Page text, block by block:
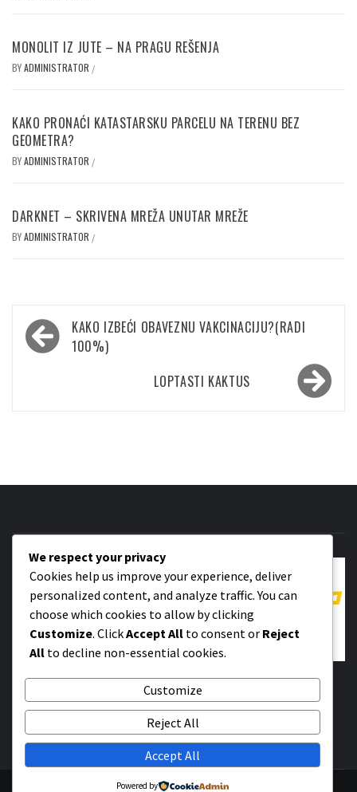
MONOLIT IZ JUTE – NA PRAGU REŠENJA
BYADMINISTRATOR /
KAKO PRONAĆI KATASTARSKU PARCELU NA TERENU BEZ
GEOMETRA?
BYADMINISTRATOR /
DARKNET – SKRIVENA MREŽA UNUTAR MREŽE
BYADMINISTRATOR /
Кретање
чланка
KAKO IZBEĆI OBAVEZNU VAKCINACIJU?(RADI
100%)
LOPTASTI KAKTUS
SADA ZNAM
SVE ŠTO STE ŽELELI DA ZNATE A NISTE IMALI
KOGA DA PITATE
We respect your privacy
Cookies help us improve your experience, deliver
personalized content, and analyze traffic. You can
choose which cookies to allow by clicking
Customize. ClickAccept All to consent or Reject
All to decline non-essential cookies.
Customize
Reject All
Accept All
Powered by